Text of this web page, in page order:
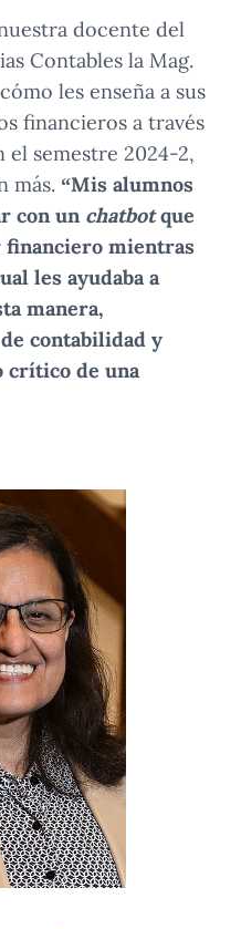
docente del
Contables la Mag.
les enseña a sus
financieros a través
semestre 2024-2,
más. “Mis alumnos
con un chatbotque
financiero mientras
les ayudaba a
manera,
contabilidad y
crítico de una